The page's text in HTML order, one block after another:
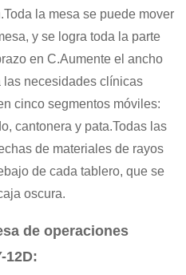
la mesa se puede mover
y se logra toda la parte
en C.Aumente el ancho
las necesidades clínicas
cinco segmentos móviles:
cantonera y pata.Todas las
de materiales de rayos
de cada tablero, que se
oscura.
de operaciones
12D: